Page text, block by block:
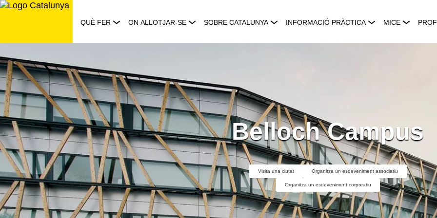
Saltar
QUÈ FER ON ALLOTJAR-SE SOBRE CATALUNYA INFORMACIÓ PRÀCTICA MICE
Belloch Campus
Visita una ciutat Organitza un esdeveniment associatiu
Organitza un esdeveniment corporatiu